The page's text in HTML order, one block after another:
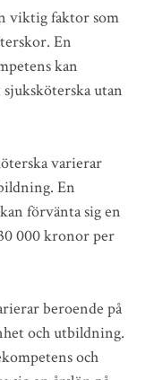
viktig faktor som
En
kan
utan
varierar
En
förvänta sig en
000 kronor per
beroende på
och utbildning.
och